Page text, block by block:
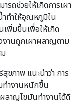
รถช่วยให้เกิดการเผา
ำทำให้อุณหภูมิใน
เพิ่มขึ้นเพื่อให้เกิด
งานถูกเผาผลาญตาม
ภาพ แนะนำว่า การ
ทำงานหนักขึ้น
ลาญไขมันทำงานได้ดี